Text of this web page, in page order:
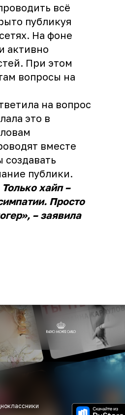
всё
публикуя
На фоне
активно
При этом
вопросы на
на вопрос
это в
вместе
создавать
публики.
хайп –
Просто
– заявила